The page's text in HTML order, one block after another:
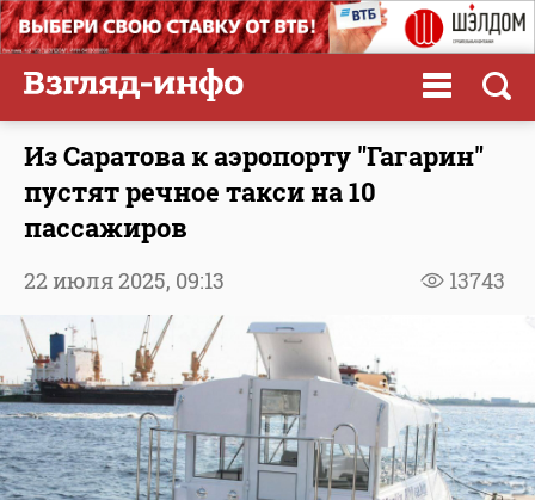
Из Саратова к аэропорту "Гагарин"
пустят речное такси на 10
пассажиров
13743
22 июля 2025, 09:13